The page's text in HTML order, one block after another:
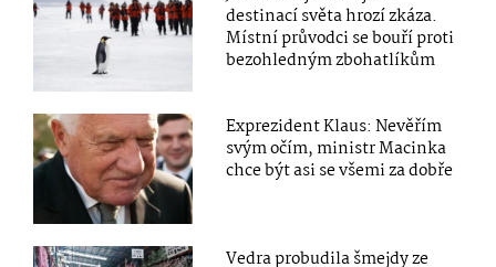
destinací světa hrozí zkáza.
Místní průvodci se bouří proti
bezohledným zbohatlíkům
Exprezident Klaus: Nevěřím
svým očím, ministr Macinka
chce být asi se všemi za dobře
Vedra probudila šmejdy ze